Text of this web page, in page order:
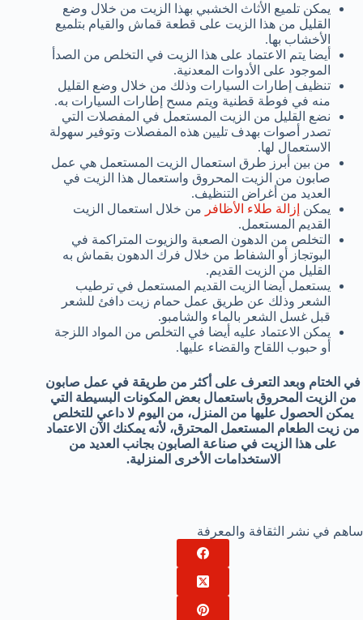
يمكن تلميع الأثاث الخشبي بهذا الزيت من خلال وضع
القليل من هذا الزيت على قطعة قماش والقيام بتلميع
الأخشاب بها.
أيضا يتم الاعتماد على هذا الزيت في التخلص من الصدأ
الموجود على الأدوات المعدنية.
تنظيف إطارات السيارات وذلك من خلال وضع القليل
منه في فوطة قطنية ويتم مسح إطارات السيارات به.
نضع القليل من الزيت المستعمل في المفصلات التي
تصدر أصوات بهدف تليين هذه المفصلات وتوفير سهولة
الاستعمال لها.
من بين أبرز طرق استعمال الزيت المستعمل هي عمل
صابون من الزيت المحروق واستعمال هذا الزيت في
العديد من أغراض التنظيف.
يمكن إزالة طلاء الأظافر من خلال استعمال الزيت
القديم المستعمل.
التخلص من الدهون الصعبة والزيوت المتراكمة في
البوتجاز أو الشفاط من خلال فرك الدهون بقماش به
القليل من الزيت القديم.
يستعمل أيضا الزيت القديم المستعمل في ترطيب
الشعر وذلك عن طريق عمل حمام زيت دافئ للشعر
قبل غسل الشعر بالماء والشامبو.
يمكن الاعتماد عليه أيضا في التخلص من المواد اللزجة
أو حبوب اللقاح والقضاء عليها.
في الختام وبعد التعرف على أكثر من طريقة في عمل صابون
من الزيت المحروق باستعمال بعض المكونات البسيطة التي
يمكن الحصول عليها من المنزل، من اليوم لا داعي للتخلص
من زيت الطعام المستعمل المحترق، لأنه يمكنك الآن الاعتماد
على هذا الزيت في صناعة الصابون بجانب العديد من
الاستخدامات الأخرى المنزلية.
ساهم في نشر الثقافة والمعرفة